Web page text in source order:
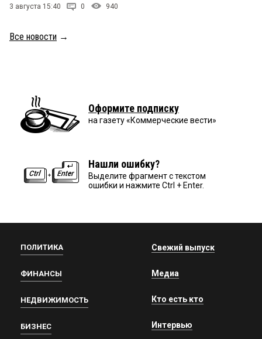
3 августа 15:40 0 940
Все новости →
Оформите подписку
на газету «Коммерческие вести»
Нашли ошибку?
Выделите фрагмент с текстом
ошибки и нажмите Ctrl + Enter.
ПОЛИТИКА
ФИНАНСЫ
НЕДВИЖИМОСТЬ
БИЗНЕС
Свежий выпуск
Медиа
Кто есть кто
Интервью